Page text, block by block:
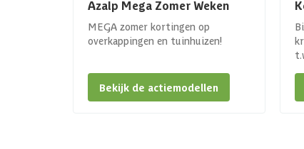
Azalp Mega Zomer Weken
MEGA zomer kortingen op
overkappingen en tuinhuizen!
Bekijk de actiemodellen